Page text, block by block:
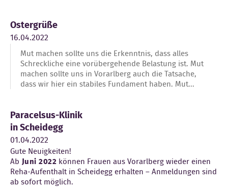
Ostergrüße
16.04.2022
Mut machen sollte uns die Erkenntnis, dass alles
Schreckliche eine vorübergehende Belastung ist. Mut
machen sollte uns in Vorarlberg auch die Tatsache,
dass wir hier ein stabiles Fundament haben. Mut...
Paracelsus-Klinik
in Scheidegg
01.04.2022
Gute Neuigkeiten!
Ab Juni 2022 können Frauen aus Vorarlberg wieder einen
Reha-Aufenthalt in Scheidegg erhalten – Anmeldungen sind
ab sofort möglich.